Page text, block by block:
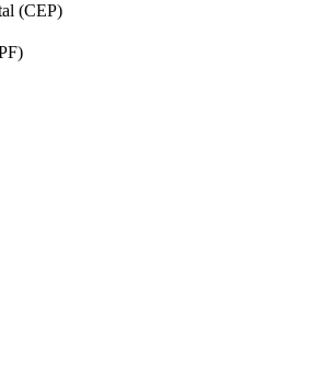
(CEP)